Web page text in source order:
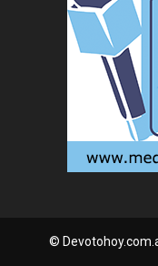
©